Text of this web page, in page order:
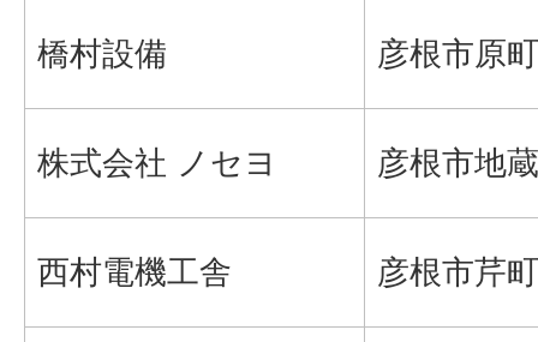
橋村設備 彦根市原
株式会社 ノセヨ 彦根市地
西村電機工舎 彦根市芹